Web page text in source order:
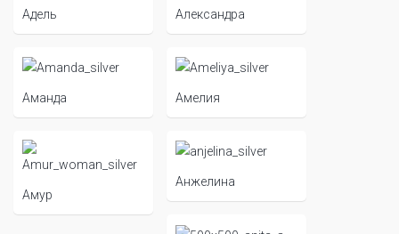
Адель Александра
Аманда Амелия
Амур
Анжелина